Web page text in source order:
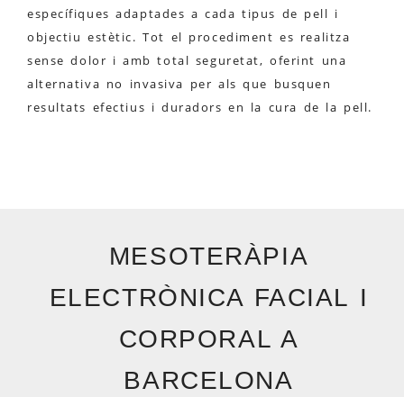
específiques adaptades a cada tipus de pell i
objectiu estètic. Tot el procediment es realitza
sense dolor i amb total seguretat, oferint una
alternativa no invasiva per als que busquen
resultats efectius i duradors en la cura de la pell.
MESOTERÀPIA
ELECTRÒNICA FACIAL I
CORPORAL A
BARCELONA